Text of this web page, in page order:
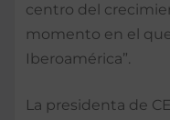
centro del
momento en el
Iberoamérica”.
La presidenta de